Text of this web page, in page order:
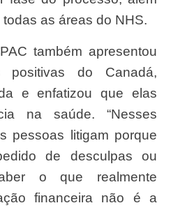
as áreas do NHS.
positivas do Canadá,
e enfatizou que elas
na saúde. “Nesses
pessoas litigam porque
de desculpas ou
o que realmente
financeira não é a